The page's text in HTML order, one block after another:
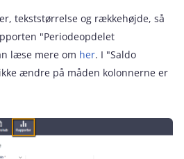
tekststørrelse og rækkehøjde, så
"Periodeopdelet
læse mere om her. I "Saldo
ændre på måden kolonnerne er